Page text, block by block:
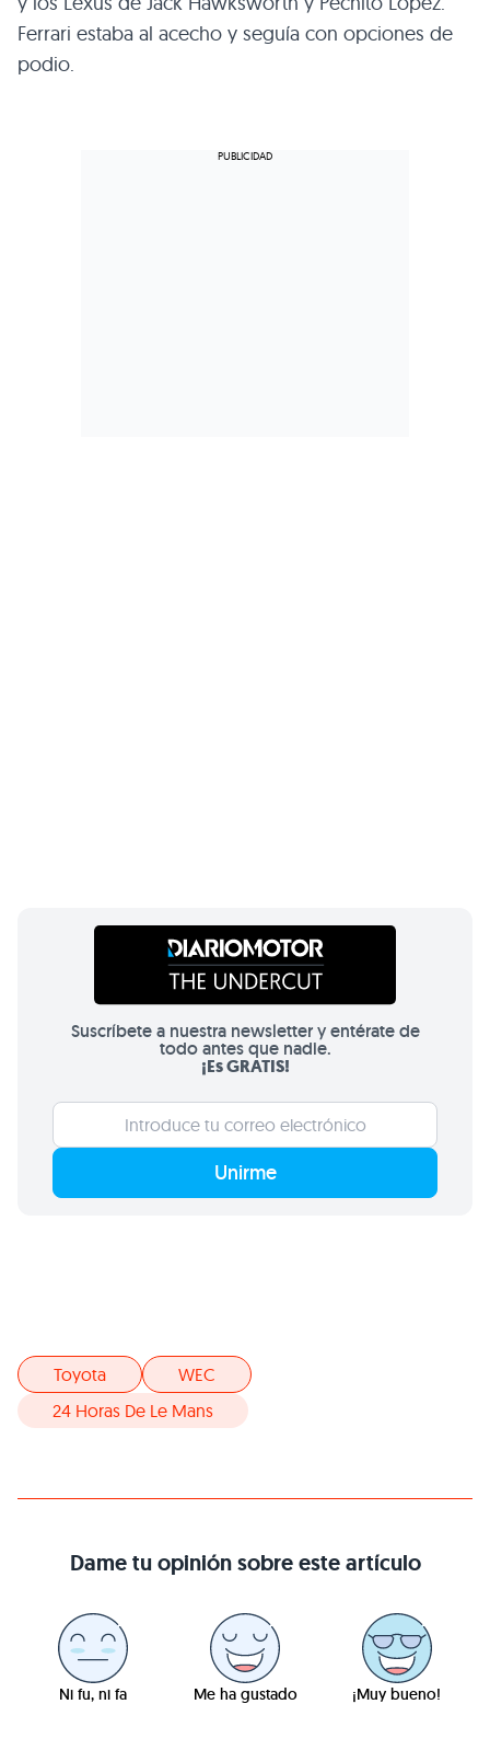
Ferrari estaba al acecho y seguía con opciones de
podio.
Suscríbete a nuestra newsletter y entérate de
todo antes que nadie.
¡Es GRATIS!
Unirme
Toyota
WEC
24 Horas De Le Mans
Dame tu opinión sobre este artículo
Ni fu, ni fa Me ha gustado ¡Muy bueno!